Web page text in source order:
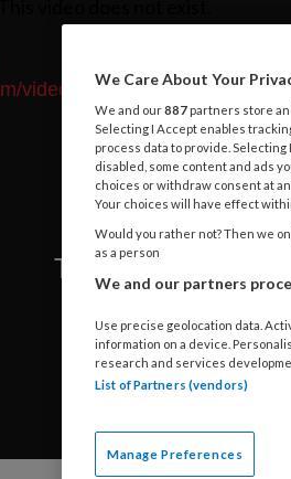
video/
We Care About Your
We and our887 partners store
Selecting I Accept enables
process data to provide.
disabled, some content and ads
choices or withdraw consent at
Your choices will have effect
Would you rather not? Then we
as a person
We and our partners
Use precise geolocation data.
information on a device.
research and services
List of Partners (vendors)
Manage Preferences